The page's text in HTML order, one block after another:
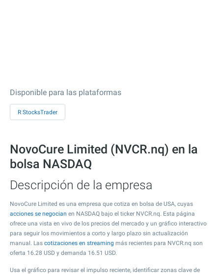
Disponible para las plataformas
R StocksTrader
NovoCure Limited (NVCR.nq) en la
bolsa NASDAQ
Descripción de la empresa
NovoCure Limited es una empresa que cotiza en bolsa de USA, cuyas
acciones se negocian en NASDAQ bajo el ticker NVCR.nq. Esta página
ofrece una vista en vivo de los precios del mercado y un gráfico interactivo
para seguir los movimientos a corto y largo plazo sin actualización
manual. Las cotizaciones en streaming más recientes para NVCR.nq son
oferta 16.28 USD y demanda 16.51 USD.
Usa el gráfico para revisar el impulso reciente, identificar zonas clave de